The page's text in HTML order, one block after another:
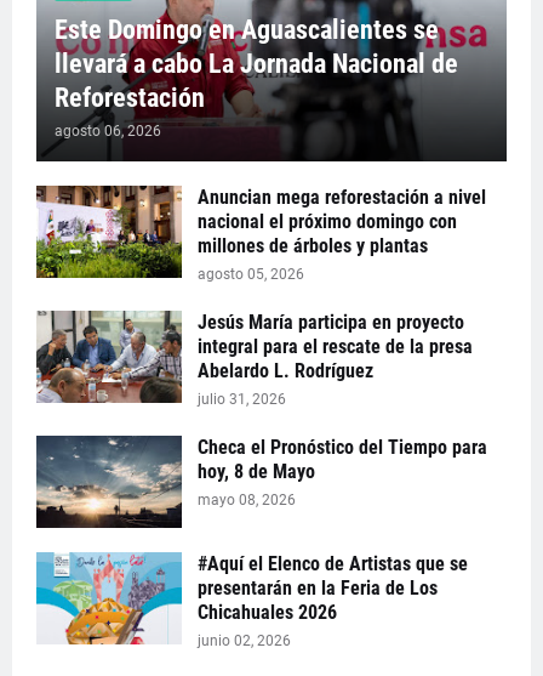
Este Domingo en Aguascalientes se
llevará a cabo La Jornada Nacional de
Reforestación
agosto 06, 2026
Anuncian mega reforestación a nivel
nacional el próximo domingo con
millones de árboles y plantas
agosto 05, 2026
Jesús María participa en proyecto
integral para el rescate de la presa
Abelardo L. Rodríguez
julio 31, 2026
Checa el Pronóstico del Tiempo para
hoy, 8 de Mayo
mayo 08, 2026
#Aquí el Elenco de Artistas que se
presentarán en la Feria de Los
Chicahuales 2026
junio 02, 2026